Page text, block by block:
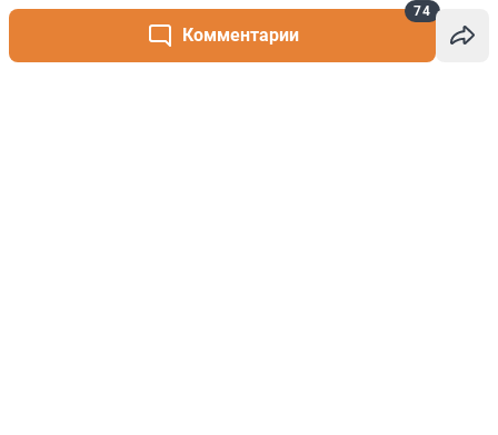
Комментарии
74